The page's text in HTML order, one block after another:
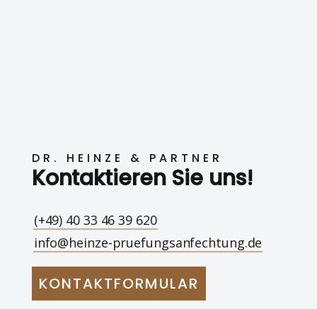
DR. HEINZE & PARTNER
Kontaktieren Sie uns!
(+49) 40 33 46 39 620
info@heinze-pruefungsanfechtung.de
KONTAKTFORMULAR